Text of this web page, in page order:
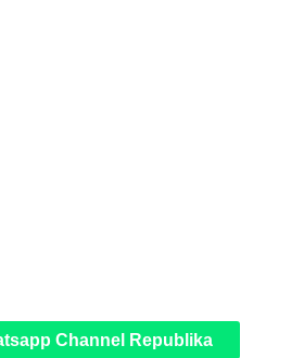
Channel Republika